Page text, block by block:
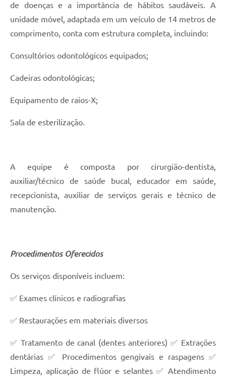
de doenças e a importância de hábitos saudáveis. A
unidade móvel, adaptada em um veículo de 14 metros de
comprimento, conta com estrutura completa, incluindo:
Consultórios odontológicos equipados;
Cadeiras odontológicas;
Equipamento de raios-X;
Sala de esterilização.
A equipe é composta por cirurgião-dentista,
auxiliar/técnico de saúde bucal, educador em saúde,
recepcionista, auxiliar de serviços gerais e técnico de
manutenção.
Procedimentos Oferecidos
Os serviços disponíveis incluem:
✅ Exames clínicos e radiografias
✅ Restaurações em materiais diversos
✅ Tratamento de canal (dentes anteriores) ✅ Extrações
dentárias ✅ Procedimentos gengivais e raspagens ✅
Limpeza, aplicação de flúor e selantes ✅ Atendimento